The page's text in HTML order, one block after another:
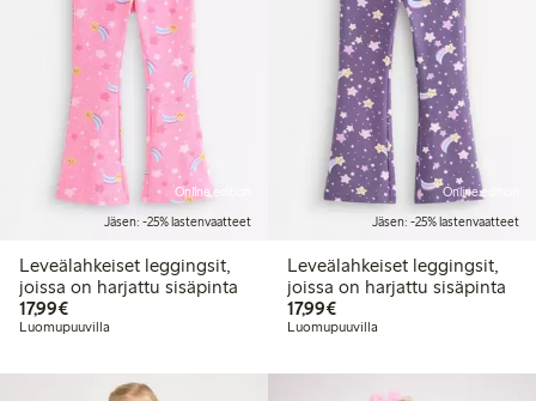
Online edition
Jäsen: -25% lastenvaatteet
Leveälahkeiset leggingsit,
joissa on harjattu sisäpinta
17,99€17,99 €
Luomupuuvilla
Online edition
Jäsen: -25% lastenvaatteet
Leveälahkeiset leggingsit,
joissa on harjattu sisäpinta
17,99€17,99 €
Luomupuuvilla